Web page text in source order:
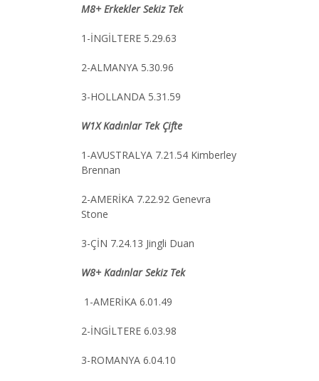
M8+ Erkekler Sekiz Tek
1-İNGİLTERE 5.29.63
2-ALMANYA 5.30.96
3-HOLLANDA 5.31.59
W1X Kadınlar Tek Çifte
1-AVUSTRALYA 7.21.54 Kimberley
Brennan
2-AMERİKA 7.22.92 Genevra
Stone
3-ÇİN 7.24.13 Jingli Duan
W8+ Kadınlar Sekiz Tek
1-AMERİKA 6.01.49
2-İNGİLTERE 6.03.98
3-ROMANYA 6.04.10